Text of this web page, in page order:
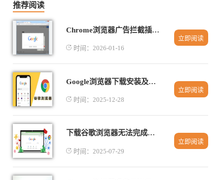
推荐阅读
Chrome浏览器广告拦截插件设置技巧分享
时间：2026-01-16
立即阅读
Google浏览器下载安装及浏览器版本更新及回滚方法
时间：2025-12-28
立即阅读
下载谷歌浏览器无法完成验证如何处理
时间：2025-07-29
立即阅读